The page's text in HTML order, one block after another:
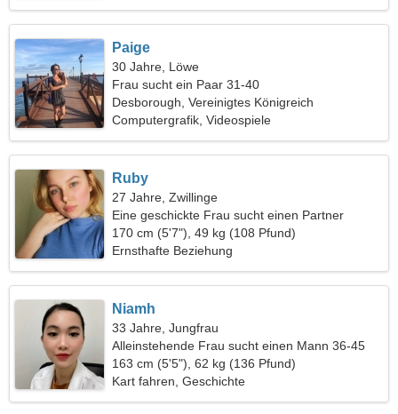
Paige
30 Jahre, Löwe
Frau sucht ein Paar 31-40
Desborough, Vereinigtes Königreich
Computergrafik, Videospiele
Ruby
27 Jahre, Zwillinge
Eine geschickte Frau sucht einen Partner
170 cm (5'7"), 49 kg (108 Pfund)
Ernsthafte Beziehung
Niamh
33 Jahre, Jungfrau
Alleinstehende Frau sucht einen Mann 36-45
163 cm (5'5"), 62 kg (136 Pfund)
Kart fahren, Geschichte